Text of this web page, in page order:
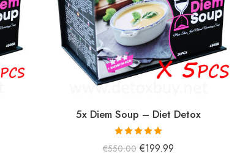
5x Diem Soup – Diet Detox
5 üzerinden
€550.00 €199.99